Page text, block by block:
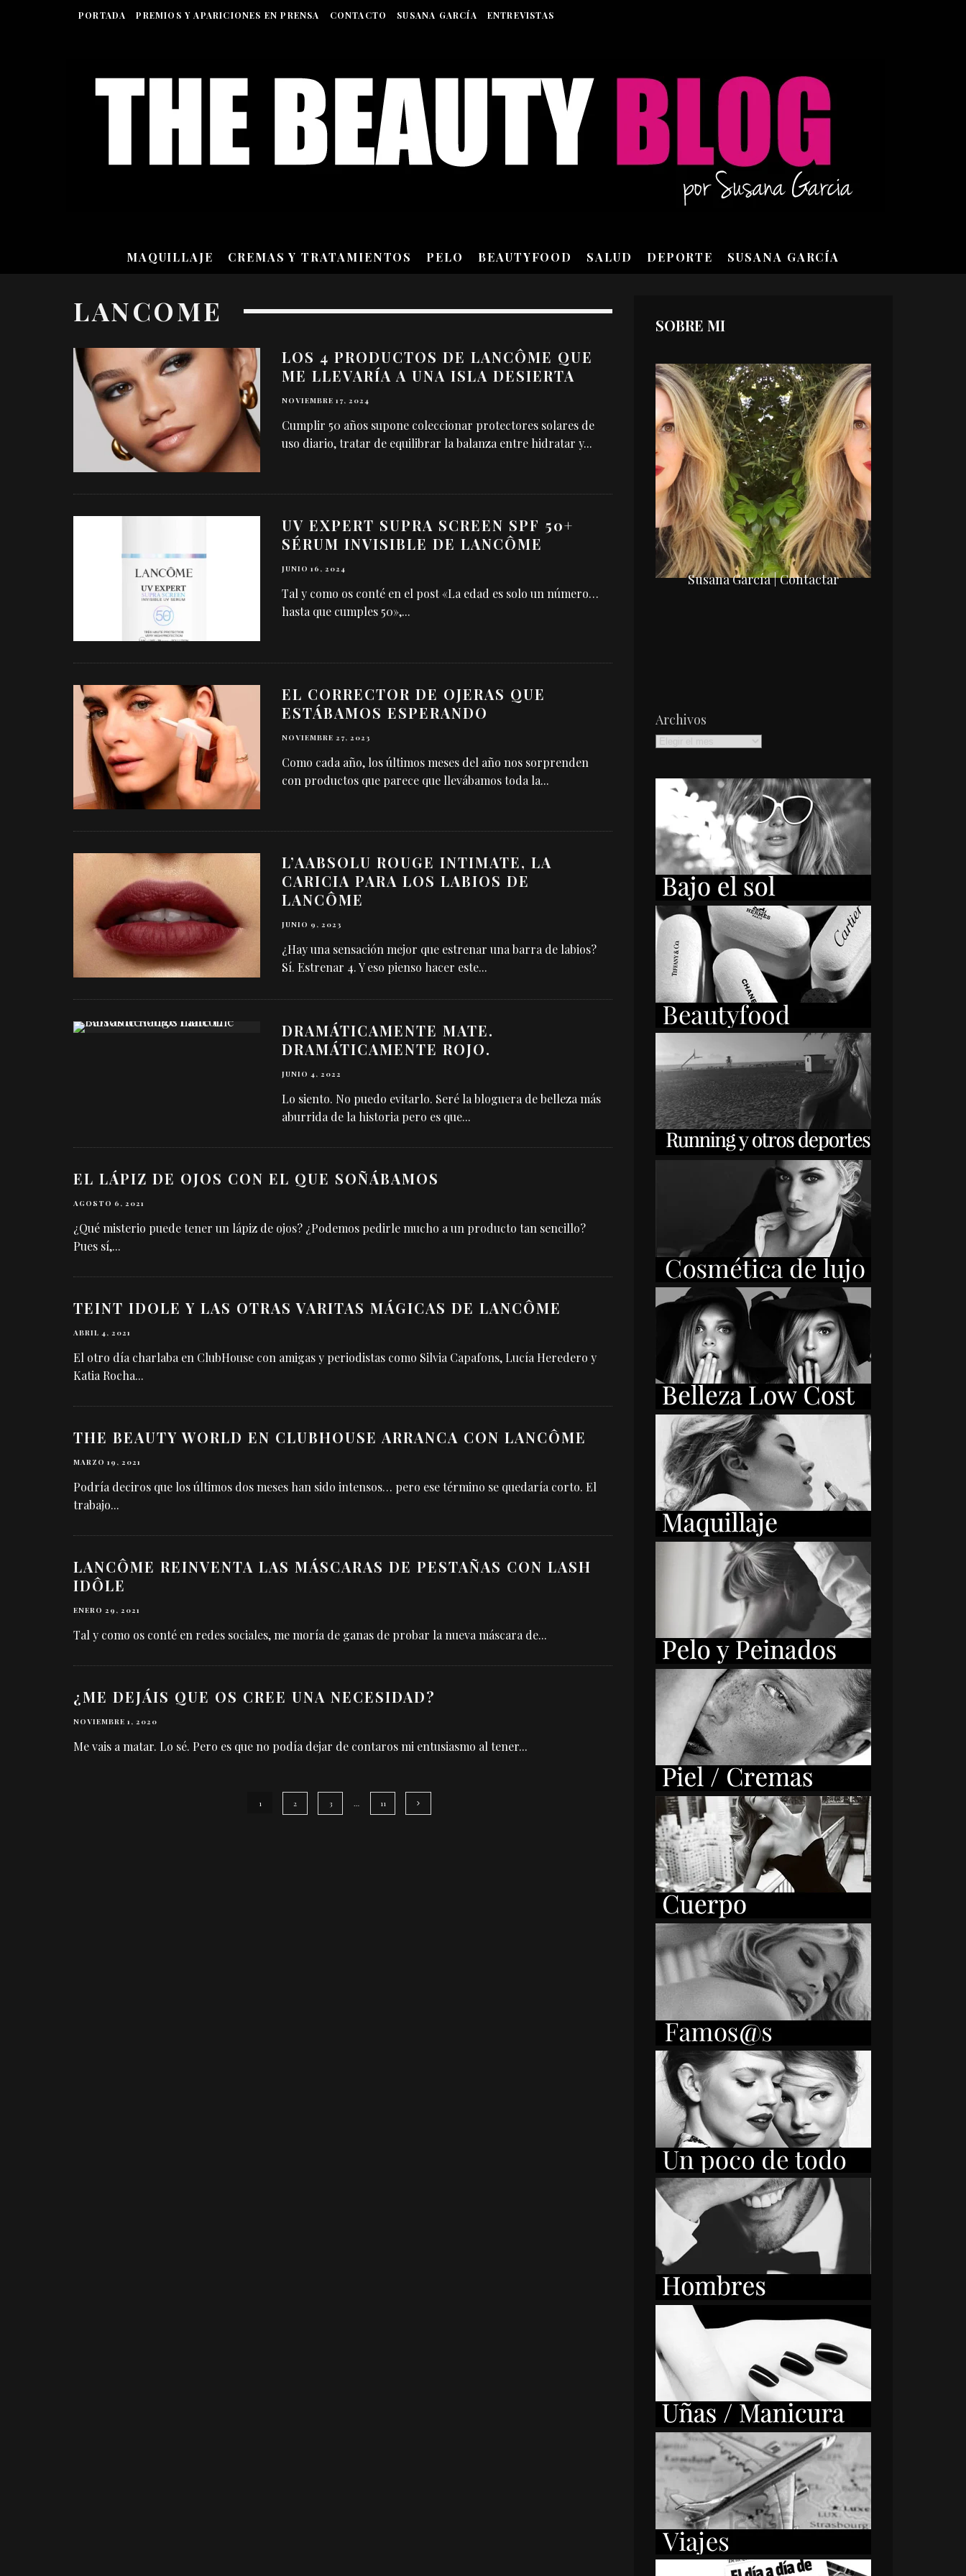
PORTADA PREMIOS Y APARICIONES EN PRENSA CONTACTO SUSANA GARCÍA ENTREVISTAS
MAQUILLAJE CREMAS Y TRATAMIENTOS PELO BEAUTYFOOD SALUD DEPORTE SUSANA GARCÍA
LANCOME
LOS 4 PRODUCTOS DE LANCÔME QUE
ME LLEVARÍA A UNA ISLA DESIERTA
NOVIEMBRE 17, 2024
Cumplir 50 años supone coleccionar protectores solares de
uso diario, tratar de equilibrar la balanza entre hidratar y...
UV EXPERT SUPRA SCREEN SPF 50+
SÉRUM INVISIBLE DE LANCÔME
JUNIO 16, 2024
Tal y como os conté en el post «La edad es solo un número…
hasta que cumples 50»,...
EL CORRECTOR DE OJERAS QUE
ESTÁBAMOS ESPERANDO
NOVIEMBRE 27, 2023
Como cada año, los últimos meses del año nos sorprenden
con productos que parece que llevábamos toda la...
L’AABSOLU ROUGE INTIMATE, LA
CARICIA PARA LOS LABIOS DE
LANCÔME
JUNIO 9, 2023
¿Hay una sensación mejor que estrenar una barra de labios?
Sí. Estrenar 4. Y eso pienso hacer este...
DRAMÁTICAMENTE MATE.
DRAMÁTICAMENTE ROJO.
JUNIO 4, 2022
Lo siento. No puedo evitarlo. Seré la bloguera de belleza más
aburrida de la historia pero es que...
EL LÁPIZ DE OJOS CON EL QUE SOÑÁBAMOS
AGOSTO 6, 2021
¿Qué misterio puede tener un lápiz de ojos? ¿Podemos pedirle mucho a un producto tan sencillo?
Pues sí,...
TEINT IDOLE Y LAS OTRAS VARITAS MÁGICAS DE LANCÔME
ABRIL 4, 2021
El otro día charlaba en ClubHouse con amigas y periodistas como Silvia Capafons, Lucía Heredero y
Katia Rocha...
THE BEAUTY WORLD EN CLUBHOUSE ARRANCA CON LANCÔME
MARZO 19, 2021
Podría deciros que los últimos dos meses han sido intensos… pero ese término se quedaría corto. El
trabajo...
LANCÔME REINVENTA LAS MÁSCARAS DE PESTAÑAS CON LASH
IDÔLE
ENERO 29, 2021
Tal y como os conté en redes sociales, me moría de ganas de probar la nueva máscara de...
¿ME DEJÁIS QUE OS CREE UNA NECESIDAD?
NOVIEMBRE 1, 2020
Me vais a matar. Lo sé. Pero es que no podía dejar de contaros mi entusiasmo al tener...
1 2 3 … 11
SOBRE MI
Susana García | Contactar
Archivos